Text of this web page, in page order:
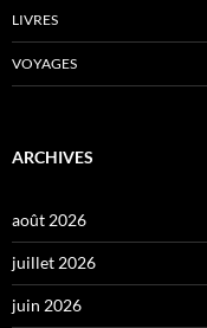
LIVRES
VOYAGES
ARCHIVES
août 2026
juillet 2026
juin 2026